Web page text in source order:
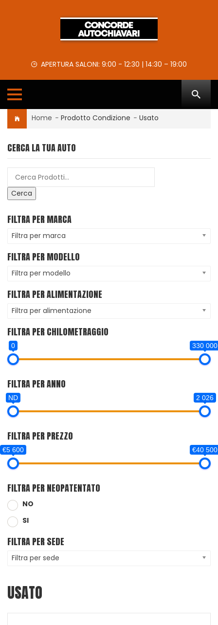
APERTURA SALONI: 9:00 - 12:30 | 14:30 – 19:00
Home - Prodotto Condizione - Usato
CERCA LA TUA AUTO
Cerca
FILTRA PER MARCA
Filtra per marca
FILTRA PER MODELLO
Filtra per modello
FILTRA PER ALIMENTAZIONE
Filtra per alimentazione
FILTRA PER CHILOMETRAGGIO
0 330 000
FILTRA PER ANNO
ND 2 026
FILTRA PER PREZZO
€5 600 €40 500
FILTRA PER NEOPATENTATO
NO
SI
FILTRA PER SEDE
Filtra per sede
USATO